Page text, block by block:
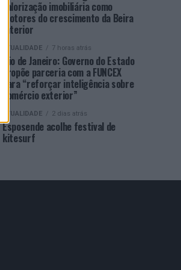
valorização imobiliária como
motores do crescimento da Beira
Interior
ATUALIDADE 7 horas atrás
Rio de Janeiro: Governo do Estado
propõe parceria com a FUNCEX
para “reforçar inteligência sobre
comércio exterior”
ATUALIDADE 2 dias atrás
Esposende acolhe festival de
kitesurf